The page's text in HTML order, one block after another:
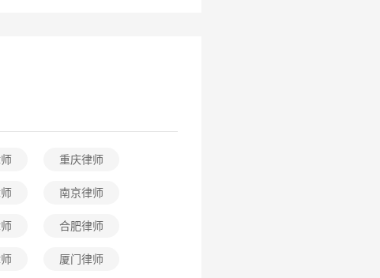
重庆律师
南京律师
合肥律师
厦门律师